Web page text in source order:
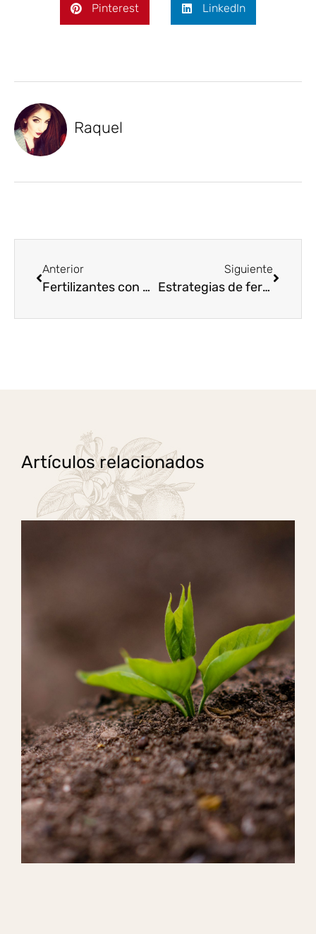
Pinterest LinkedIn
Raquel
Anterior
Fertilizantes con hierro: cuándo utilizarlos y cómo detectar su carencia
Siguiente
Estrategias de fertilización en zonas áridas y semiáridas
Artículos relacionados